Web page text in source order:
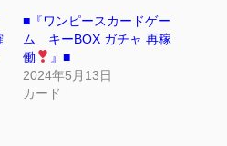
■『ワンピースカードゲー
ム キーBOX ガチャ 再稼
働
』■
2024年5月13日
カード